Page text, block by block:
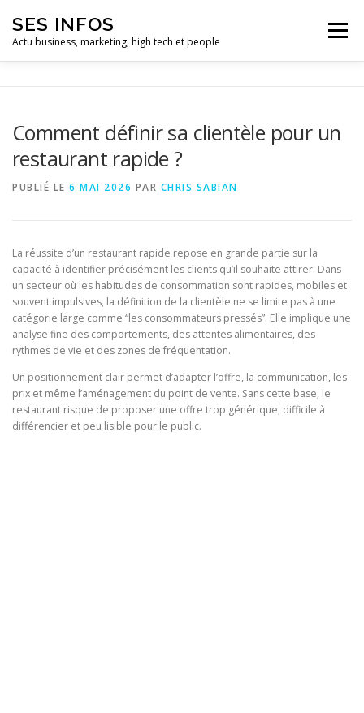
contenu
SES INFOS
Actu business, marketing, high tech et people
Menu
HIGH TECH ET INFORMATIQUE
Comment définir sa clientèle pour un
restaurant rapide ?
PUBLIÉ LE 6 MAI 2026 PAR CHRIS SABIAN
La réussite d’un restaurant rapide repose en grande partie sur la
capacité à identifier précisément les clients qu’il souhaite attirer. Dans
un secteur où les habitudes de consommation sont rapides, mobiles et
souvent impulsives, la définition de la clientèle ne se limite pas à une
catégorie large comme “les consommateurs pressés”. Elle implique une
analyse fine des comportements, des attentes alimentaires, des
rythmes de vie et des zones de fréquentation.
Un positionnement clair permet d’adapter l’offre, la communication, les
prix et même l’aménagement du point de vente. Sans cette base, le
restaurant risque de proposer une offre trop générique, difficile à
différencier et peu lisible pour le public.